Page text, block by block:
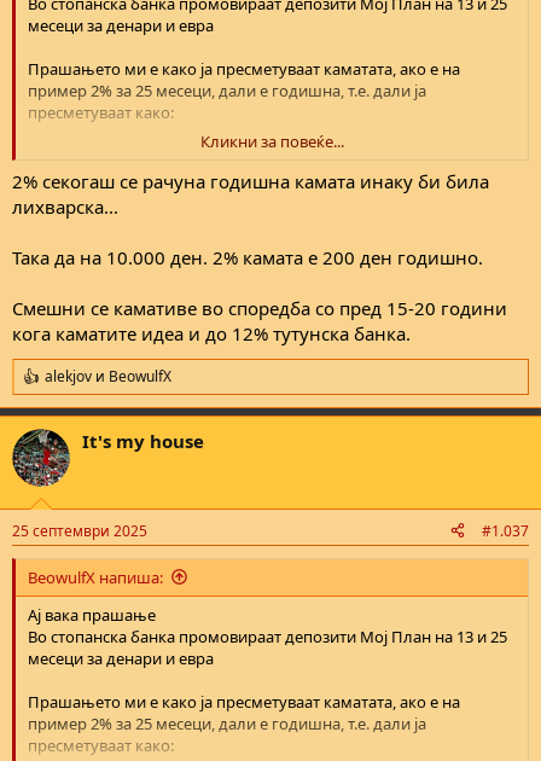
а
в
њ
е
месеци за денари и евра
Прашањето ми е како ја пресметуваат каматата, ако е на
пример 2% за 25 месеци, дали е годишна, т.е. дали ја
пресметуваат како:
2% од сумата за 2025 (12 месеци)
+ 2% од сумата за 2026 (12 месеци)
+ (2/12) од сумата (ова е за 1 месец)
Кликни за повеќе...
2% секогаш се рачуна годишна камата инаку би била
лихварска...
Така да на 10.000 ден. 2% камата е 200 ден годишно.
Смешни се камативе во споредба со пред 15-20 години
кога каматите идеа и до 12% тутунска банка.
R
e
a
c
t
i
s
:
alekjov и BeowulfX
It's my house
25 септември 2025 #1.037
BeowulfX напиша:
Ај вака прашање
Во стопанска банка промовираат депозити Мој План на 13 и 25
месеци за денари и евра
Прашањето ми е како ја пресметуваат каматата, ако е на
пример 2% за 25 месеци, дали е годишна, т.е. дали ја
пресметуваат како: